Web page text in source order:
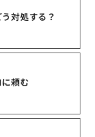
対処する？
頼む